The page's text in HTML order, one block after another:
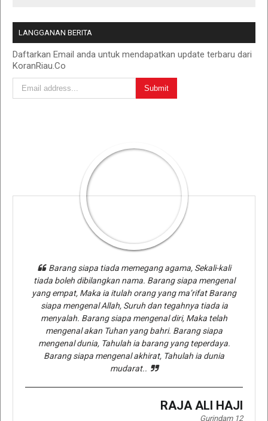
LANGGANAN BERITA
Daftarkan Email anda untuk mendapatkan update terbaru dari
KoranRiau.Co
Barang siapa tiada memegang agama, Sekali-kali
tiada boleh dibilangkan nama. Barang siapa mengenal
yang empat, Maka ia itulah orang yang ma’rifat Barang
siapa mengenal Allah, Suruh dan tegahnya tiada ia
menyalah. Barang siapa mengenal diri, Maka telah
mengenal akan Tuhan yang bahri. Barang siapa
mengenal dunia, Tahulah ia barang yang teperdaya.
Barang siapa mengenal akhirat, Tahulah ia dunia
mudarat..
RAJA ALI HAJI
Gurindam 12